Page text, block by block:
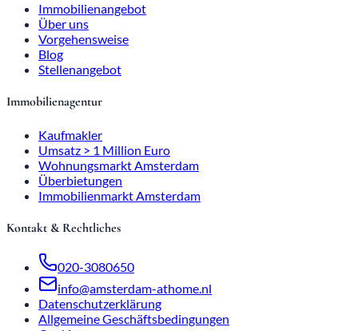
Immobilienangebot
Über uns
Vorgehensweise
Blog
Stellenangebot
Immobilienagentur
Kaufmakler
Umsatz > 1 Million Euro
Wohnungsmarkt Amsterdam
Überbietungen
Immobilienmarkt Amsterdam
Kontakt & Rechtliches
020-3080650
info@amsterdam-athome.nl
Datenschutzerklärung
Allgemeine Geschäftsbedingungen